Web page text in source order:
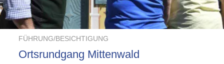
FÜHRUNG/BESICHTIGUNG
Ortsrundgang Mittenwald